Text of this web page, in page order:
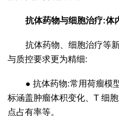
抗体药物与细胞治疗:体
抗体药物、细胞治疗等
与质控要求更为精细:
● 抗体药物:常用荷瘤模
标涵盖肿瘤体积变化、T 细
点占有率等。